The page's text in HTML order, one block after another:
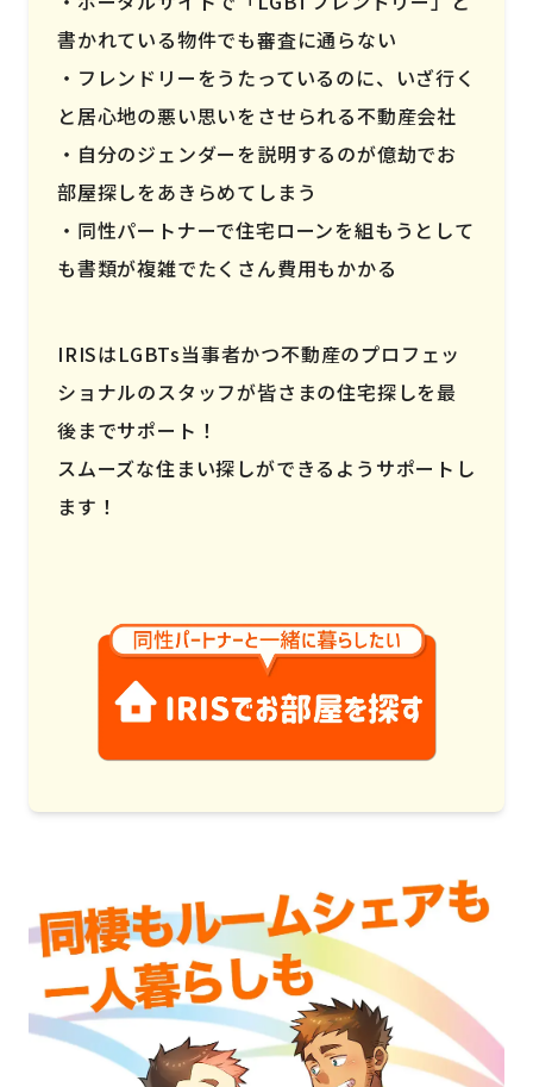
書かれている物件でも審査に通らない
フレンドリーをうたっているのに、いざ行く
と居心地の悪い思いをさせられる不動産会社
自分のジェンダーを説明するのが億劫でお
部屋探しをあきらめてしまう
同性パートナーで住宅ローンを組もうとして
も書類が複雑でたくさん費用もかかる
IRISはLGBTs当事者かつ不動産のプロフェッ
ショナルのスタッフが皆さまの住宅探しを最
後までサポート！
スムーズな住まい探しができるようサポートし
ます！